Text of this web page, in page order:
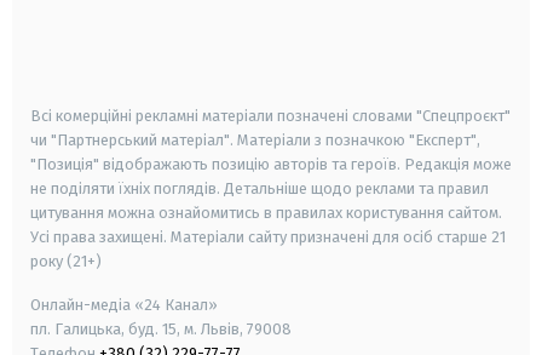
Всі комерційні рекламні матеріали позначені словами "Спецпроєкт"
чи "Партнерський матеріал". Матеріали з позначкою "Експерт",
"Позиція" відображають позицію авторів та героїв. Редакція може
не поділяти їхніх поглядів. Детальніше щодо реклами та правил
цитування можна ознайомитись в правилах користування сайтом.
Усі права захищені. Матеріали сайту призначені для осіб старше 21
року (21+)
Онлайн-медіа «24 Канал»
пл. Галицька, буд. 15, м. Львів, 79008